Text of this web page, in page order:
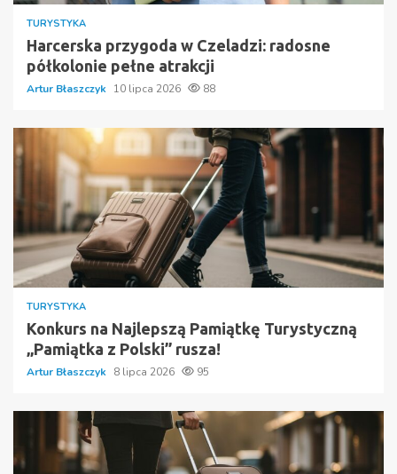
TURYSTYKA
Harcerska przygoda w Czeladzi: radosne
półkolonie pełne atrakcji
Artur Błaszczyk 10 lipca 2026 88
TURYSTYKA
Konkurs na Najlepszą Pamiątkę Turystyczną
„Pamiątka z Polski” rusza!
Artur Błaszczyk 8 lipca 2026 95